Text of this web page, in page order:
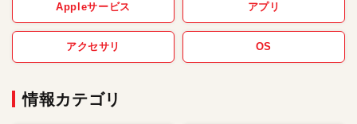
Appleサービス アプリ
アクセサリ OS
情報カテゴリ